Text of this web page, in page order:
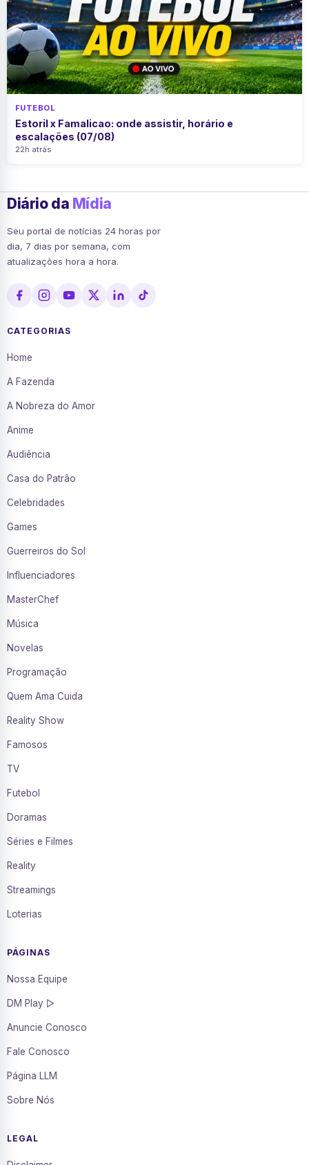
FUTEBOL
Estoril x Famalicao: onde assistir, horário e
escalações (07/08)
22h atrás
Diário da Mídia
Seu portal de notícias 24 horas por
dia, 7 dias por semana, com
atualizações hora a hora.
CATEGORIAS
Home
A Fazenda
A Nobreza do Amor
Anime
Audiência
Casa do Patrão
Celebridades
Games
Guerreiros do Sol
Influenciadores
MasterChef
Música
Novelas
Programação
Quem Ama Cuida
Reality Show
Famosos
TV
Futebol
Doramas
Séries e Filmes
Reality
Streamings
Loterias
PÁGINAS
Nossa Equipe
DM Play ▷
Anuncie Conosco
Fale Conosco
Página LLM
Sobre Nós
LEGAL